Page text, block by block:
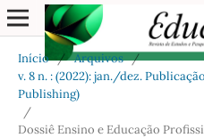
Início / Arquivos /
v. 8 n. : (2022): jan./dez.
Publishing)
/
Dossiê Ensino e Educação